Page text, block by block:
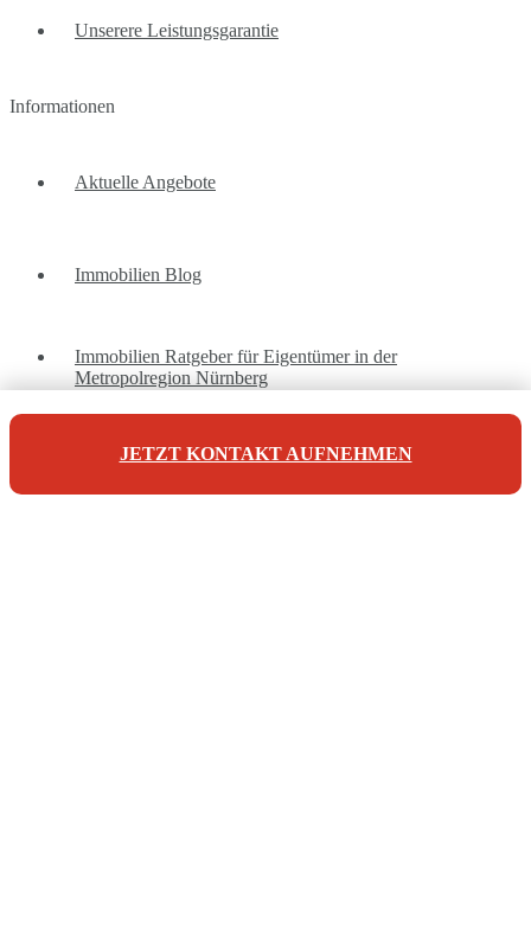
JETZT KONTAKT AUFNEHMEN
Unserere Leistungsgarantie
Informationen
Aktuelle Angebote
Immobilien Blog
Immobilien Ratgeber für Eigentümer in der
Metropolregion Nürnberg
Unsere Referenzen